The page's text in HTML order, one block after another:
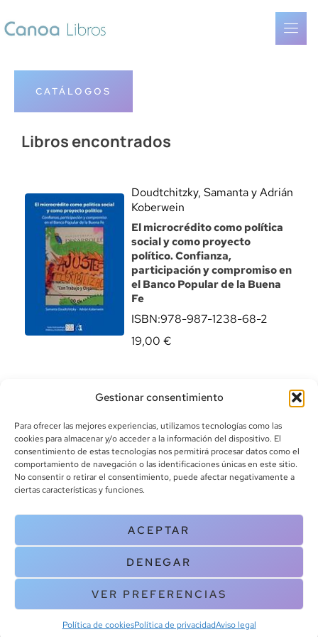
Gestionar consentimiento
Para ofrecer las mejores experiencias, utilizamos tecnologías como las
cookies para almacenar y/o acceder a la información del dispositivo. El
consentimiento de estas tecnologías nos permitirá procesar datos como el
comportamiento de navegación o las identificaciones únicas en este sitio.
No consentir o retirar el consentimiento, puede afectar negativamente a
ciertas características y funciones.
ACEPTAR
DENEGAR
VER PREFERENCIAS
Política de cookiesPolítica de privacidadAviso legal
CATÁLOGOS
Libros encontrados
Doudtchitzky, Samanta y Adrián
Koberwein
El microcrédito como política
social y como proyecto
político. Confianza,
participación y compromiso en
el Banco Popular de la Buena
Fe
ISBN:978-987-1238-68-2
19,00 €
info@canoalibros.com
pedidos@canoalibros.com
CONTACTO
Copyright © 2025 Canoa Libros. All Rights Reserved |
cookies|Política de privacidad|Terminos y condiciones| Aviso legal
| Contacto